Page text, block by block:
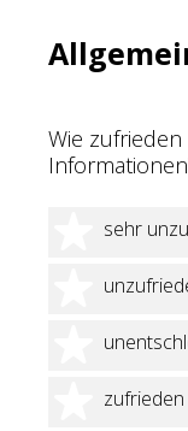
Wie
sehr
1
2
3
zufrieden
4